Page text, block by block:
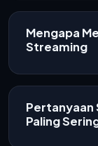
Mengapa
Streaming
Pertanyaan
Paling